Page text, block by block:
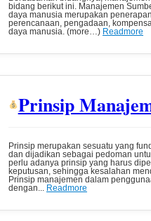
bidang berikut ini. Manajemen
daya manusia merupakan
perencanaan, pengadaan,
daya manusia. (more…) Readmore
Prinsip
Prinsip merupakan sesuatu yang
dan dijadikan sebagai pedoman
perlu adanya prinsip yang harus
keputusan, sehingga kesalahan
Prinsip manajemen dalam
dengan... Readmore